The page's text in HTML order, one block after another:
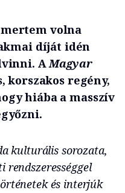
mertem volna
díját idén
AMagyar
korszakos regény,
hiába a masszív
kulturális sorozata,
és interjúk